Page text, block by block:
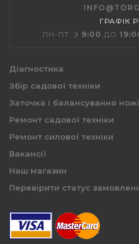
ГРАФІК
ПН-ПТ: З 9:00 ДО
Діагностика
Збір садової техніки
Заточка і балансування
Ремонт садової техніки
Ремонт силової техніки
Вакансії
Наш магазин
Перевірити статус